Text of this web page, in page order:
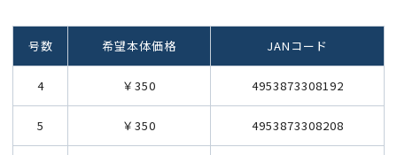
号数 希望本体価格 JANコード
4 ￥350 4953873308192
5 ￥350 4953873308208